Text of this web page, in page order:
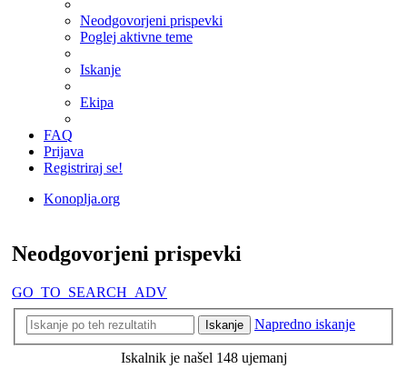
Neodgovorjeni prispevki
Poglej aktivne teme
Iskanje
Ekipa
FAQ
Prijava
Registriraj se!
Konoplja.org
Neodgovorjeni prispevki
GO_TO_SEARCH_ADV
Iskanje Napredno iskanje
Iskalnik je našel 148 ujemanj